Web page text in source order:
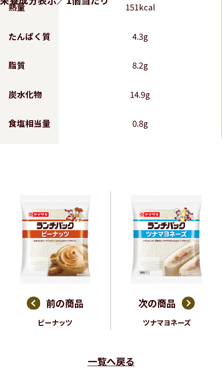
熱量
たんぱく質
脂質
炭水化物
食塩相当量
151kcal
4.3g
8.2g
14.9g
0.8g
前の商品
ピーナッツ
一覧へ戻る
次の商品
ツナマヨネーズ